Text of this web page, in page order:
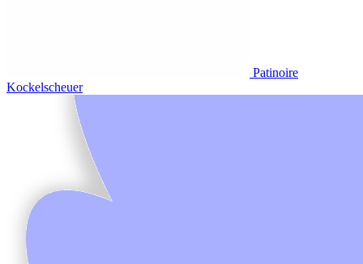
Patinoire
Kockelscheuer